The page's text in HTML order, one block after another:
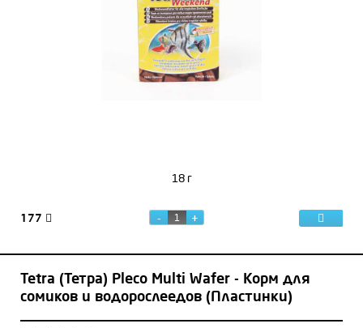
18 г
177
Tetra (Тетра) Pleco Multi Wafer - Корм для
сомиков и водорослеедов (Пластинки)